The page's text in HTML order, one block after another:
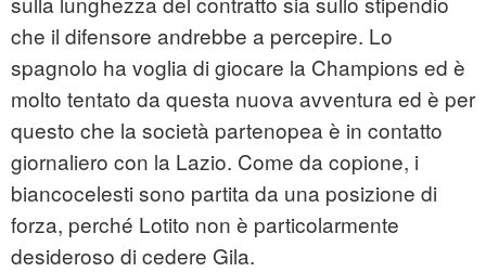
che il difensore andrebbe a percepire. Lo
spagnolo ha voglia di giocare la Champions ed è
molto tentato da questa nuova avventura ed è per
questo che la società partenopea è in contatto
giornaliero con la Lazio. Come da copione, i
biancocelesti sono partita da una posizione di
forza, perché Lotito non è particolarmente
desideroso di cedere Gila.